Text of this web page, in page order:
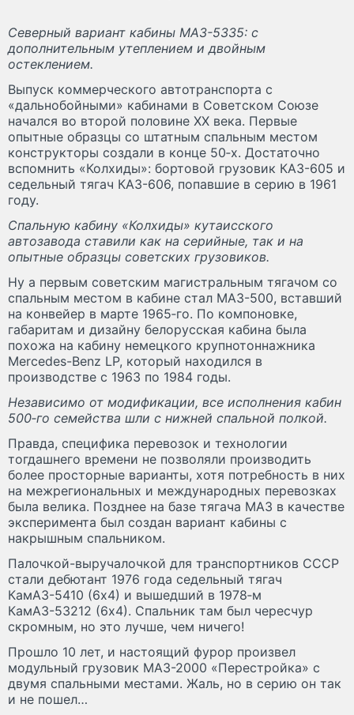
Северный вариант кабины МАЗ-5335: с
дополнительным утеплением и двойным
остеклением.
Выпуск коммерческого автотранспорта с
«дальнобойными» кабинами в Советском Союзе
начался во второй половине ХХ века. Первые
опытные образцы со штатным спальным местом
конструкторы создали в конце 50‑х. Достаточно
вспомнить «Колхиды»: бортовой грузовик КАЗ-605 и
седельный тягач КАЗ-606, попавшие в серию в 1961
году.
Спальную кабину «Колхиды» кутаисского
автозавода ставили как на серийные, так и на
опытные образцы советских грузовиков.
Ну а первым советским магистральным тягачом со
спальным местом в кабине стал МАЗ-500, вставший
на конвейер в марте 1965‑го. По компоновке,
габаритам и дизайну белорусская кабина была
похожа на кабину немецкого крупнотоннажника
Mercedes-Benz LP, который находился в
производстве с 1963 по 1984 годы.
Независимо от модификации, все исполнения кабин
500‑го семейства шли с нижней спальной полкой.
Правда, специфика перевозок и технологии
тогдашнего времени не позволяли производить
более просторные варианты, хотя потребность в них
на межрегиональных и международных перевозках
была велика. Позднее на базе тягача МАЗ в качестве
эксперимента был создан вариант кабины с
накрышным спальником.
Палочкой-выручалочкой для транспортников СССР
стали дебютант 1976 года седельный тягач
КамАЗ-5410 (6х4) и вышедший в 1978‑м
КамАЗ-53212 (6х4). Спальник там был чересчур
скромным, но это лучше, чем ничего!
Прошло 10 лет, и настоящий фурор произвел
модульный грузовик МАЗ-2000 «Перестройка» с
двумя спальными местами. Жаль, но в серию он так
и не пошел…